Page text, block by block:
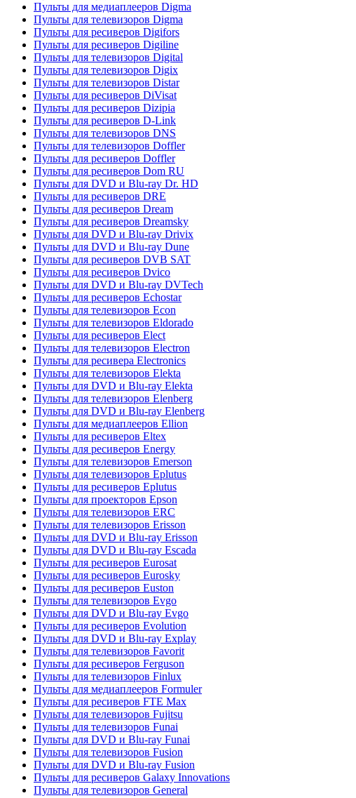
Пульты для медиаплееров Digma
Пульты для телевизоров Digma
Пульты для ресиверов Digifors
Пульты для ресиверов Digiline
Пульты для телевизоров Digital
Пульты для телевизоров Digix
Пульты для телевизоров Distar
Пульты для ресиверов DiVisat
Пульты для ресиверов Dizipia
Пульты для ресиверов D-Link
Пульты для телевизоров DNS
Пульты для телевизоров Doffler
Пульты для ресиверов Doffler
Пульты для ресиверов Dom RU
Пульты для DVD и Blu-ray Dr. HD
Пульты для ресиверов DRE
Пульты для ресиверов Dream
Пульты для ресиверов Dreamsky
Пульты для DVD и Blu-ray Drivix
Пульты для DVD и Blu-ray Dune
Пульты для ресиверов DVB SAT
Пульты для ресиверов Dvico
Пульты для DVD и Blu-ray DVTech
Пульты для ресиверов Echostar
Пульты для телевизоров Econ
Пульты для телевизоров Eldorado
Пульты для ресиверов Elect
Пульты для телевизоров Electron
Пульты для ресивера Electronics
Пульты для телевизоров Elekta
Пульты для DVD и Blu-ray Elekta
Пульты для телевизоров Elenberg
Пульты для DVD и Blu-ray Elenberg
Пульты для медиаплееров Ellion
Пульты для ресиверов Eltex
Пульты для ресиверов Energy
Пульты для телевизоров Emerson
Пульты для телевизоров Eplutus
Пульты для ресиверов Eplutus
Пульты для проекторов Epson
Пульты для телевизоров ERC
Пульты для телевизоров Erisson
Пульты для DVD и Blu-ray Erisson
Пульты для DVD и Blu-ray Escada
Пульты для ресиверов Eurosat
Пульты для ресиверов Eurosky
Пульты для ресиверов Euston
Пульты для телевизоров Evgo
Пульты для DVD и Blu-ray Evgo
Пульты для ресиверов Evolution
Пульты для DVD и Blu-ray Explay
Пульты для телевизоров Favorit
Пульты для ресиверов Ferguson
Пульты для телевизоров Finlux
Пульты для медиаплееров Formuler
Пульты для ресиверов FTE Max
Пульты для телевизоров Fujitsu
Пульты для телевизоров Funai
Пульты для DVD и Blu-ray Funai
Пульты для телевизоров Fusion
Пульты для DVD и Blu-ray Fusion
Пульты для ресиверов Galaxy Innovations
Пульты для телевизоров General